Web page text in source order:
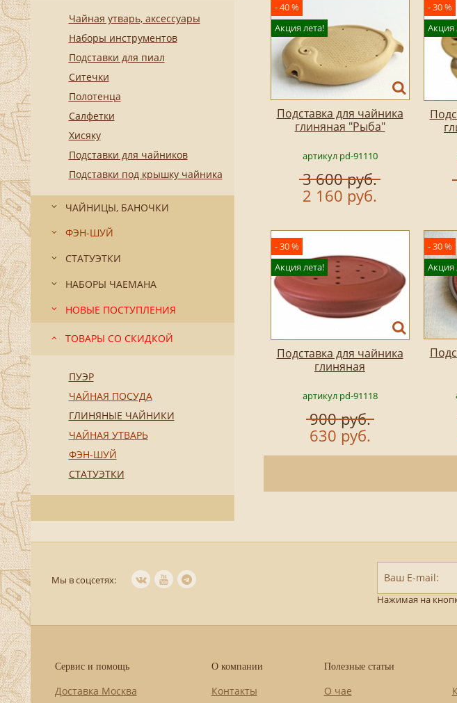
Чайная утварь, аксессуары
Наборы инструментов
Подставки для пиал
Ситечки
Полотенца
Салфетки
Хисяку
Подставки для чайников
Подставки под крышку чайника
ЧАЙНИЦЫ, БАНОЧКИ
ФЭН-ШУЙ
СТАТУЭТКИ
НАБОРЫ ЧАЕМАНА
НОВЫЕ ПОСТУПЛЕНИЯ
ТОВАРЫ СО СКИДКОЙ
ПУЭР
ЧАЙНАЯ ПОСУДА
ГЛИНЯНЫЕ ЧАЙНИКИ
ЧАЙНАЯ УТВАРЬ
ФЭН-ШУЙ
СТАТУЭТКИ
- 40 %
Акция лета!
Подставка для чайника
глиняная "Рыба"
артикул pd-91110
3 600 руб.
2 160 руб.
- 30 %
Акция
- 30 %
Акция лета!
Подставка для чайника
глиняная
артикул pd-91118
900 руб.
630 руб.
- 30 %
Акция
Ваш E-mail:
Нажимая на
Мы в соцсетях:
Сервис и помощь
Доставка Москва
О компании
Контакты
Полезные статьи
О чае